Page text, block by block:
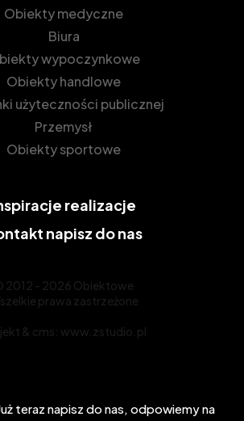
Obiekty medyczne
Biura
wypoczynkowe
Obiekty handlowe
użyteczności publicznej
Przemysł
Obiekty sportowe
realizacje
napisz do nas
2012 - 2026 Obiektowe
prawa zastrzeżone
& cms: www.zstudio.pl
teraz napisz do nas, odpowiemy na